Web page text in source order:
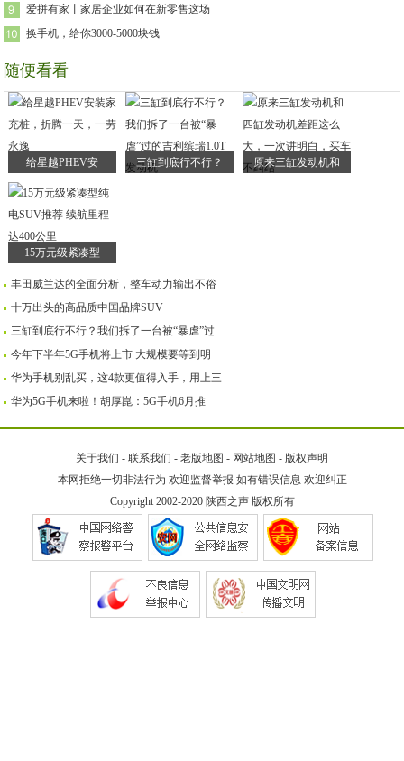
爱拼有家丨家居企业如何在新零售这场
换手机，给你3000-5000块钱
随便看看
给星越PHEV安 三缸到底行不行？ 原来三缸发动机和
15万元级紧凑型
丰田威兰达的全面分析，整车动力输出不俗
十万出头的高品质中国品牌SUV
三缸到底行不行？我们拆了一台被“暴虐”过
今年下半年5G手机将上市 大规模要等到明
华为手机别乱买，这4款更值得入手，用上三
华为5G手机来啦！胡厚崑：5G手机6月推
关于我们 - 联系我们 - 老版地图 - 网站地图 - 版权声明
本网拒绝一切非法行为 欢迎监督举报 如有错误信息 欢迎纠正
Copyright 2002-2020 陕西之声版权所有